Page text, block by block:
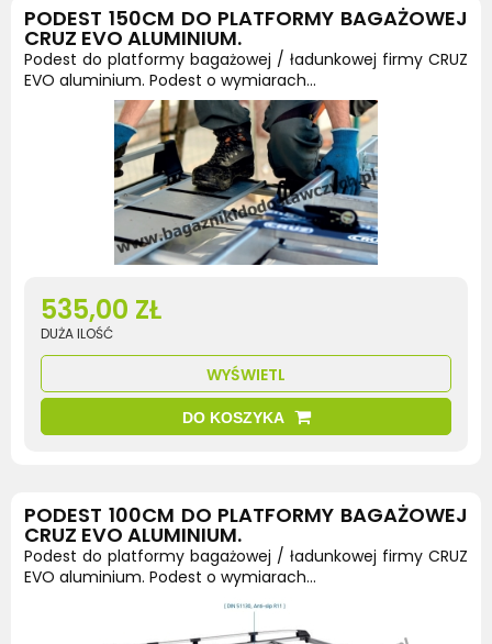
PODEST 150CM DO PLATFORMY BAGAŻOWEJ
CRUZ EVO ALUMINIUM.
Podest do platformy bagażowej / ładunkowej firmy CRUZ
EVO aluminium. Podest o wymiarach...
535,00 ZŁ
DUŻA ILOŚĆ
WYŚWIETL
DO KOSZYKA
PODEST 100CM DO PLATFORMY BAGAŻOWEJ
CRUZ EVO ALUMINIUM.
Podest do platformy bagażowej / ładunkowej firmy CRUZ
EVO aluminium. Podest o wymiarach...